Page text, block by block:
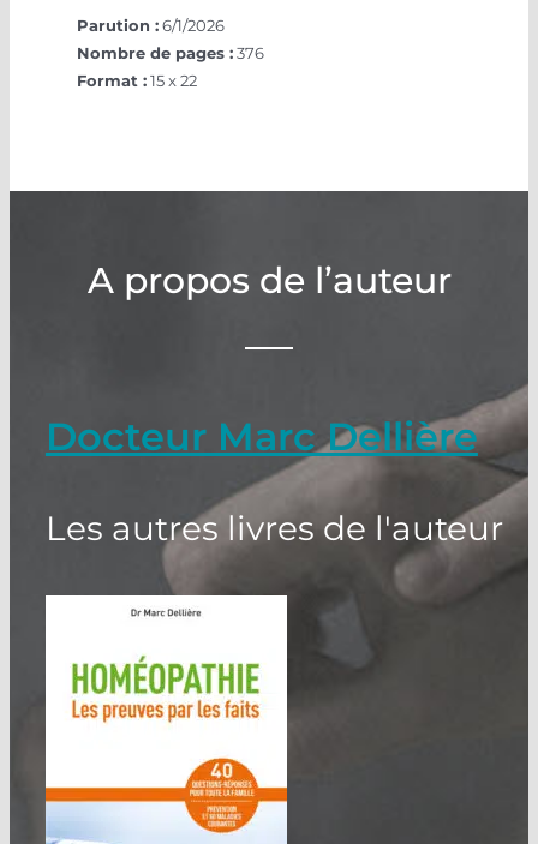
Parution :6/1/2026
Nombre de pages :376
Format :15 x 22
A propos de l’auteur
Docteur Marc Dellière
Les autres livres de l'auteur